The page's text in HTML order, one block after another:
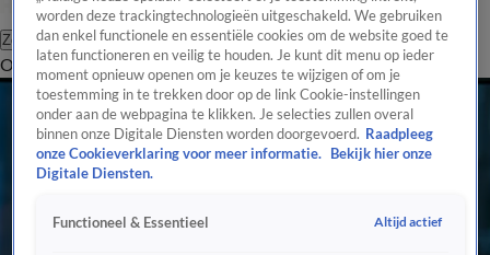
Zoeken
OverzichtRegioUitzendingenWeerTip de redactiePanelVideo's
worden deze trackingtechnologieën uitgeschakeld. We gebruiken
dan enkel functionele en essentiële cookies om de website goed te
laten functioneren en veilig te houden. Je kunt dit menu op ieder
moment opnieuw openen om je keuzes te wijzigen of om je
toestemming in te trekken door op de link Cookie-instellingen
onder aan de webpagina te klikken. Je selecties zullen overal
binnen onze Digitale Diensten worden doorgevoerd. Raadpleeg
onze Cookieverklaring voor meer informatie.
Bekijk hier onze
Digitale Diensten.
Functioneel & Essentieel Altijd actief